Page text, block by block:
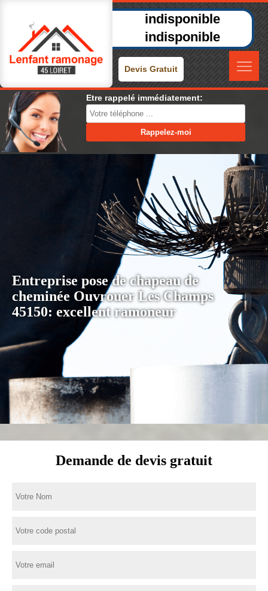
indisponible
indisponible
Devis Gratuit
Etre rappelé immédiatement:
Entreprise pose de chapeau de
cheminée Ouvrouer Les Champs
45150: excellent ramoneur
Demande de devis gratuit